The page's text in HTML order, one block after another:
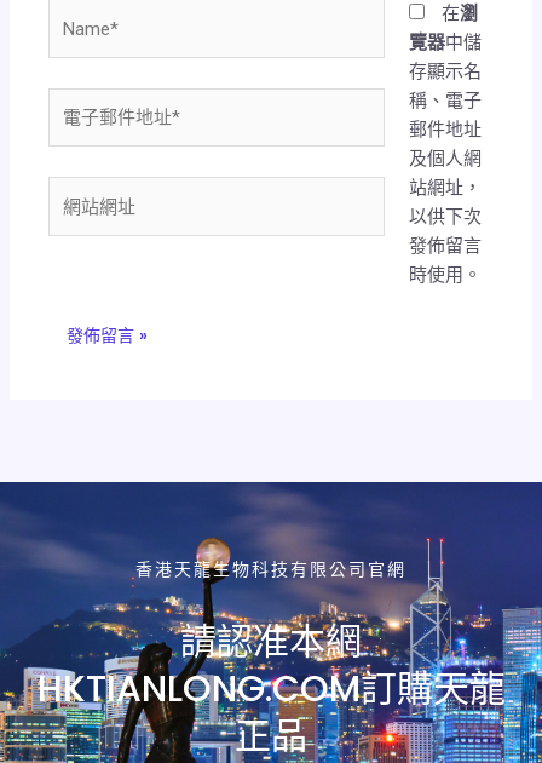
子
地
站
在瀏
覽器中儲
存顯示名
稱、電子
郵件地址
及個人網
站網址，
以供下次
發佈留言
時使用。
香港天龍生物科技有限公司官網
請認准本網
HKTIANLONG.COM訂購天龍
正品